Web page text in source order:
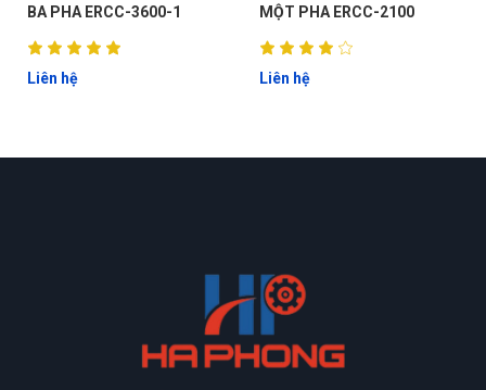
BA PHA ERCC-3600-1
Liên hệ
MỘT PHA ERCC-2100
Liên hệ